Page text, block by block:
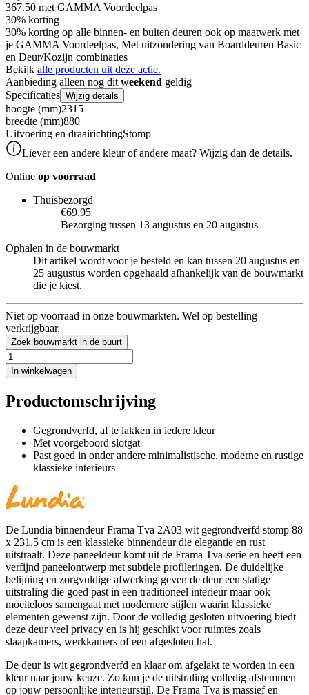
367.50 met GAMMA Voordeelpas
30% korting
30% korting op alle binnen- en buiten deuren ook op maatwerk met
je GAMMA Voordeelpas, Met uitzondering van Boarddeuren Basic
en Deur/Kozijn combinaties
Bekijk alle producten uit deze actie.
Aanbieding alleen nog dit weekend geldig
Specificaties Wijzig details
hoogte (mm)2315
breedte (mm)880
Uitvoering en draairichtingStomp
Liever een andere kleur of andere maat? Wijzig dan de details.
Online op voorraad
Thuisbezorgd
€69.95
Bezorging tussen 13 augustus en 20 augustus
Ophalen in de bouwmarkt
Dit artikel wordt voor je besteld en kan tussen 20 augustus en
25 augustus worden opgehaald afhankelijk van de bouwmarkt
die je kiest.
Niet op voorraad in onze bouwmarkten. Wel op bestelling
verkrijgbaar.
Zoek bouwmarkt in de buurt
In winkelwagen
Productomschrijving
Gegrondverfd, af te lakken in iedere kleur
Met voorgeboord slotgat
Past goed in onder andere minimalistische, moderne en rustige
klassieke interieurs
De Lundia binnendeur Frama Tva 2A03 wit gegrondverfd stomp 88
x 231,5 cm is een klassieke binnendeur die elegantie en rust
uitstraalt. Deze paneeldeur komt uit de Frama Tva-serie en heeft een
verfijnd paneelontwerp met subtiele profileringen. De duidelijke
belijning en zorgvuldige afwerking geven de deur een statige
uitstraling die goed past in een traditioneel interieur maar ook
moeiteloos samengaat met modernere stijlen waarin klassieke
elementen gewenst zijn. Door de volledig gesloten uitvoering biedt
deze deur veel privacy en is hij geschikt voor ruimtes zoals
slaapkamers, werkkamers of een afgesloten hal.
De deur is wit gegrondverfd en klaar om afgelakt te worden in een
kleur naar jouw keuze. Zo kun je de uitstraling volledig afstemmen
op jouw persoonlijke interieurstijl. De Frama Tva is massief en